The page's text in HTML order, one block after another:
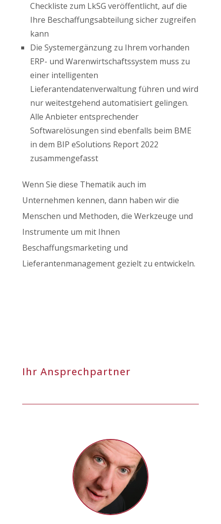
Checkliste zum LkSG veröffentlicht, auf die
Ihre Beschaffungsabteilung sicher zugreifen
kann
Die Systemergänzung zu Ihrem vorhanden
ERP- und Warenwirtschaftssystem muss zu
einer intelligenten
Lieferantendatenverwaltung führen und wird
nur weitestgehend automatisiert gelingen.
Alle Anbieter entsprechender
Softwarelösungen sind ebenfalls beim BME
in dem BIP eSolutions Report 2022
zusammengefasst
Wenn Sie diese Thematik auch im
Unternehmen kennen, dann haben wir die
Menschen und Methoden, die Werkzeuge und
Instrumente um mit Ihnen
Beschaffungsmarketing und
Lieferantenmanagement gezielt zu entwickeln.
Ihr Ansprechpartner